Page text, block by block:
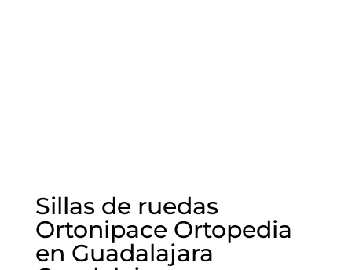
Sillas de ruedas
Ortonipace Ortopedia
en Guadalajara